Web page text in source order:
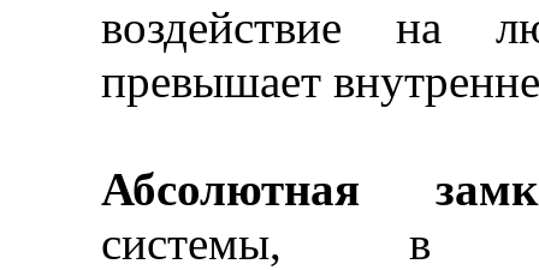
воздействие на
превышает
Абсолютная
системы, в